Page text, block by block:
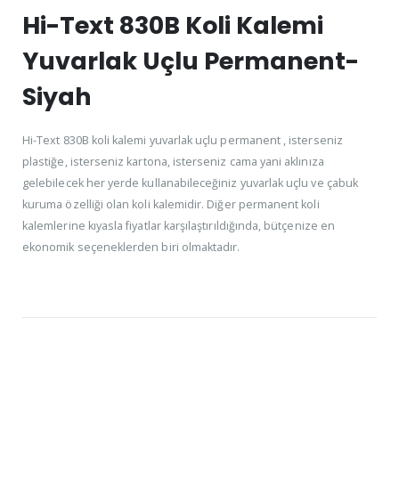
Hi-Text 830B Koli Kalemi
Yuvarlak Uçlu Permanent-
Siyah
Hi-Text 830B koli kalemi yuvarlak uçlu permanent , isterseniz
plastiğe, isterseniz kartona, isterseniz cama yani aklınıza
gelebilecek her yerde kullanabileceğiniz yuvarlak uçlu ve çabuk
kuruma özelliği olan koli kalemidir. Diğer permanent koli
kalemlerine kıyasla fiyatlar karşılaştırıldığında, bütçenize en
ekonomik seçeneklerden biri olmaktadır.